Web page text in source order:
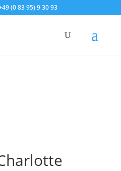
(0 83 95) 9 30 93